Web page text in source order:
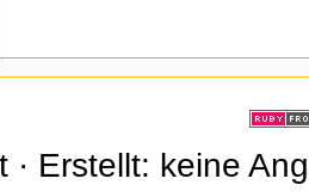
· Erstellt: keine